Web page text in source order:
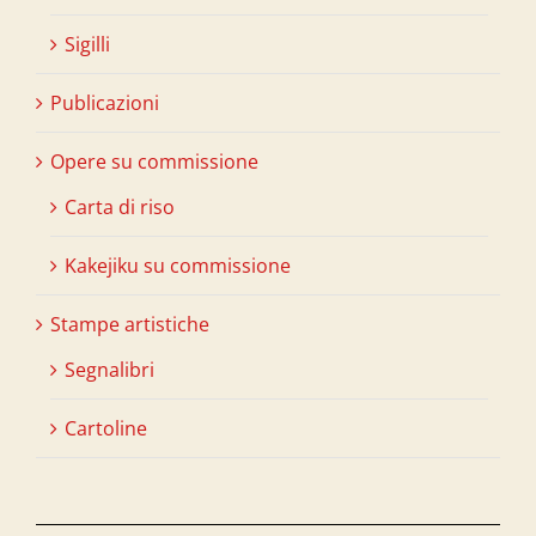
Sigilli
Publicazioni
Opere su commissione
Carta di riso
Kakejiku su commissione
Stampe artistiche
Segnalibri
Cartoline